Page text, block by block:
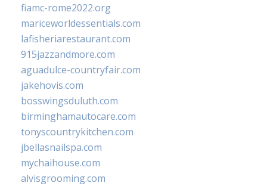
fiamc-rome2022.org
mariceworldessentials.com
lafisheriarestaurant.com
915jazzandmore.com
aguadulce-countryfair.com
jakehovis.com
bosswingsduluth.com
birminghamautocare.com
tonyscountrykitchen.com
jbellasnailspa.com
mychaihouse.com
alvisgrooming.com